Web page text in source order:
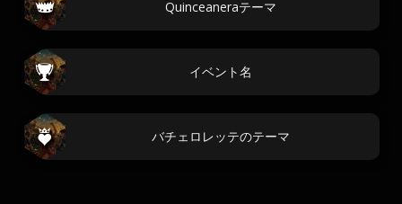
Quinceaneraテーマ
イベント名
バチェロレッテのテーマ